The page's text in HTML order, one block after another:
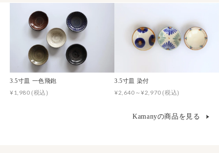
3.5寸皿 一色飛鉋
¥1,980(税込)
3.5寸皿 染付
¥2,640～¥2,970(税込)
Kamanyの商品を見る